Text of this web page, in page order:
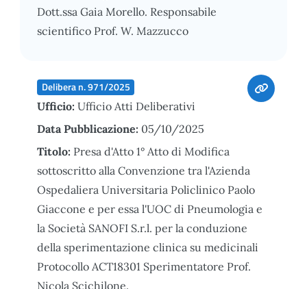
Dott.ssa Gaia Morello. Responsabile
scientifico Prof. W. Mazzucco
Delibera n. 971/2025
Ufficio: Ufficio Atti Deliberativi
Data Pubblicazione: 05/10/2025
Titolo: Presa d'Atto 1° Atto di Modifica
sottoscritto alla Convenzione tra l'Azienda
Ospedaliera Universitaria Policlinico Paolo
Giaccone e per essa l'UOC di Pneumologia e
la Società SANOFI S.r.l. per la conduzione
della sperimentazione clinica su medicinali
Protocollo ACT18301 Sperimentatore Prof.
Nicola Scichilone.